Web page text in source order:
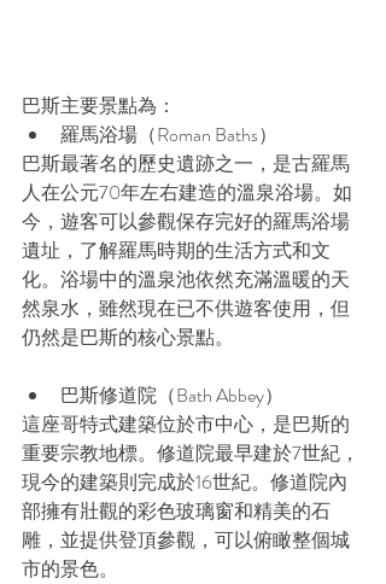
巴斯主要景點為：
羅馬浴場（Roman Baths）
巴斯最著名的歷史遺跡之一，是古羅馬
人在公元70年左右建造的溫泉浴場。如
今，遊客可以參觀保存完好的羅馬浴場
遺址，了解羅馬時期的生活方式和文
化。浴場中的溫泉池依然充滿溫暖的天
然泉水，雖然現在已不供遊客使用，但
仍然是巴斯的核心景點。
巴斯修道院（Bath Abbey）
這座哥特式建築位於市中心，是巴斯的
重要宗教地標。修道院最早建於7世紀，
現今的建築則完成於16世紀。修道院內
部擁有壯觀的彩色玻璃窗和精美的石
雕，並提供登頂參觀，可以俯瞰整個城
市的景色。